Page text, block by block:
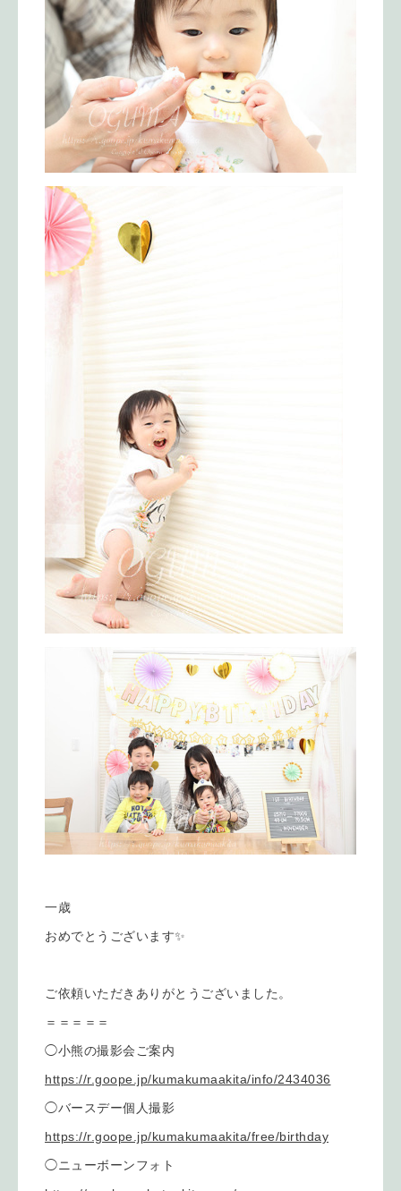
一歳
おめでとうございます✨
ご依頼いただきありがとうございました。
＝＝＝＝＝
◯小熊の撮影会ご案内
https://r.goope.jp/kumakumaakita/info/2434036
◯バースデー個人撮影
https://r.goope.jp/kumakumaakita/free/birthday
◯ニューボーンフォト